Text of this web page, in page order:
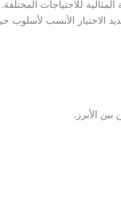
متنوعة من السيارات العائلية
الاختيار الأنسب لأسلوب
الأبرز.